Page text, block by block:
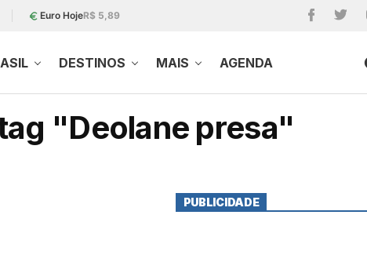
Euro HojeR$ 5,89
DESTINOS MAIS AGENDA
"Deolane presa"
PUBLICIDADE